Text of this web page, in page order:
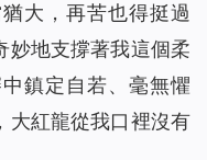
大，再苦也得挺過
妙地支撐著我這個柔
鎮定自若、毫無懼
大紅龍從我口裡沒有